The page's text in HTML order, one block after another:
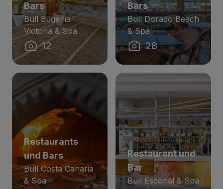
Bars
Bull Eugenia
Victoria & Spa
12
Bars
Bull Dorado Beach
& Spa
28
Restaurants
und Bars
Bull Costa Canaria
& Spa
Restaurant und
Bar
Bull Escorial & Spa